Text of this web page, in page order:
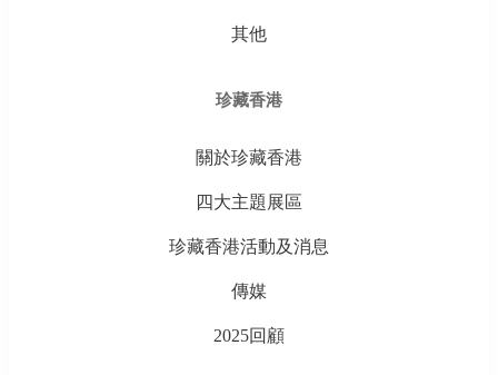
其他
珍藏香港
關於珍藏香港
四大主題展區
珍藏香港活動及消息
傳媒
2025回顧